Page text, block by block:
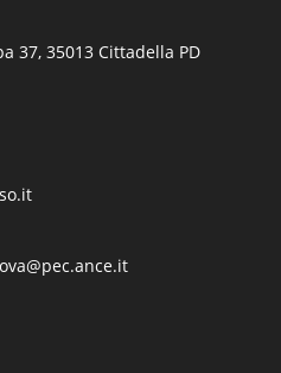
37, 35013 Cittadella PD